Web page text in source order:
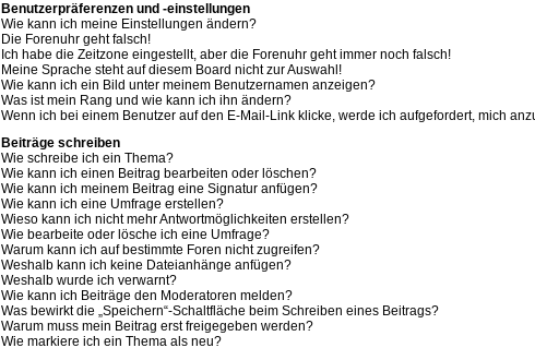
Benutzerpräferenzen und -einstellungen
Wie kann ich meine Einstellungen ändern?
Die Forenuhr geht falsch!
Ich habe die Zeitzone eingestellt, aber die Forenuhr geht immer noch falsch!
Meine Sprache steht auf diesem Board nicht zur Auswahl!
Wie kann ich ein Bild unter meinem Benutzernamen anzeigen?
Was ist mein Rang und wie kann ich ihn ändern?
Wenn ich bei einem Benutzer auf den E-Mail-Link klicke, werde ich aufgefordert, mich
Beiträge schreiben
Wie schreibe ich ein Thema?
Wie kann ich einen Beitrag bearbeiten oder löschen?
Wie kann ich meinem Beitrag eine Signatur anfügen?
Wie kann ich eine Umfrage erstellen?
Wieso kann ich nicht mehr Antwortmöglichkeiten erstellen?
Wie bearbeite oder lösche ich eine Umfrage?
Warum kann ich auf bestimmte Foren nicht zugreifen?
Weshalb kann ich keine Dateianhänge anfügen?
Weshalb wurde ich verwarnt?
Wie kann ich Beiträge den Moderatoren melden?
Was bewirkt die „Speichern“-Schaltfläche beim Schreiben eines Beitrags?
Warum muss mein Beitrag erst freigegeben werden?
Wie markiere ich ein Thema als neu?